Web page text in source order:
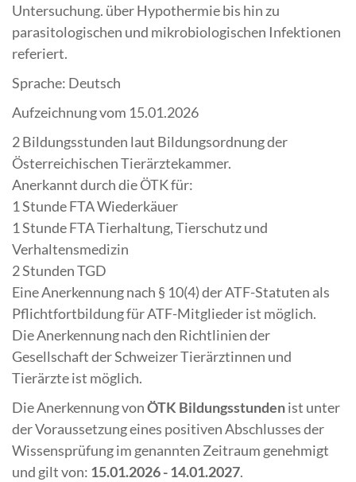
Untersuchung. über Hypothermie bis hin zu
parasitologischen und mikrobiologischen Infektionen
referiert.
Sprache: Deutsch
Aufzeichnung vom 15.01.2026
2 Bildungsstunden laut Bildungsordnung der
Österreichischen Tierärztekammer.
Anerkannt durch die ÖTK für:
1 Stunde FTA Wiederkäuer
1 Stunde FTA Tierhaltung, Tierschutz und
Verhaltensmedizin
2 Stunden TGD
Eine Anerkennung nach § 10(4) der ATF-Statuten als
Pflichtfortbildung für ATF-Mitglieder ist möglich.
Die Anerkennung nach den Richtlinien der
Gesellschaft der Schweizer Tierärztinnen und
Tierärzte ist möglich.
Die Anerkennung vonÖTK Bildungsstundenist unter
der Voraussetzung eines positiven Abschlusses der
Wissensprüfung im genannten Zeitraum genehmigt
und gilt von: 15.01.2026 - 14.01.2027.